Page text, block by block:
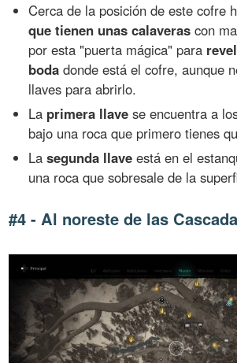
Cerca de la posición de este cofre
que tienen unas calaveras con
por esta "puerta mágica" para
boda donde está el cofre, aunque
llaves para abrirlo.
La primera llave se encuentra a
bajo una roca que primero tienes
Lasegunda llave está en el
una roca que sobresale de la
#4 - Al noreste de las